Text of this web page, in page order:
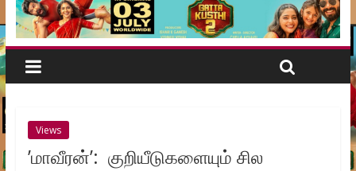
Views
’மாவீரன்’: குறியீடுகளையும் சில